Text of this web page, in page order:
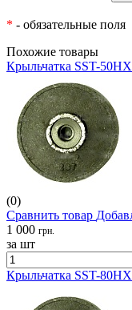
* - обязательные поля
Похожие товары
Крыльчатка SST-
(0)
Сравнить товар
1 000 грн.
за шт
Крыльчатка SST-